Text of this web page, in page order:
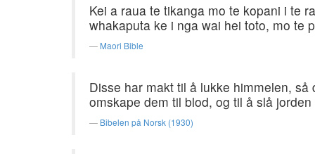
Kei a raua te tikanga mo te kopani i te
whakaputa ke i nga wai hei toto, mo te
Maori Bible
Disse har makt til å lukke himmelen,
omskape dem til blod, og til å slå
Bibelen på Norsk (1930)